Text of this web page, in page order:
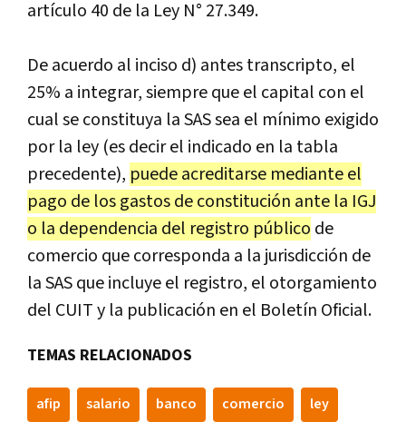
artículo 40 de la Ley N° 27.349.
De acuerdo al inciso d) antes transcripto, el
25% a integrar, siempre que el capital con el
cual se constituya la SAS sea el mínimo exigido
por la ley (es decir el indicado en la tabla
precedente), puede acreditarse mediante el
pago de los gastos de constitución ante la IGJ
o la dependencia del registro público de
comercio que corresponda a la jurisdicción de
la SAS que incluye el registro, el otorgamiento
del CUIT y la publicación en el Boletín Oficial.
TEMAS RELACIONADOS
afip salario banco comercio ley